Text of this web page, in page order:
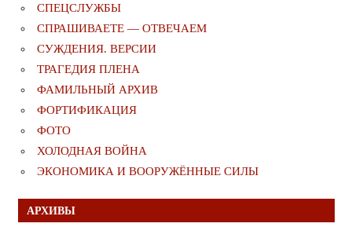
СПЕЦСЛУЖБЫ
СПРАШИВАЕТЕ — ОТВЕЧАЕМ
СУЖДЕНИЯ. ВЕРСИИ
ТРАГЕДИЯ ПЛЕНА
ФАМИЛЬНЫЙ АРХИВ
ФОРТИФИКАЦИЯ
ФОТО
ХОЛОДНАЯ ВОЙНА
ЭКОНОМИКА И ВООРУЖЁННЫЕ СИЛЫ
АРХИВЫ